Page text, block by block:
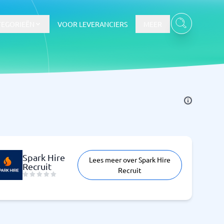
VOOR LEVERANCIERS
Spark Hire
Recruit
Lees meer over Spark Hire
Recruit